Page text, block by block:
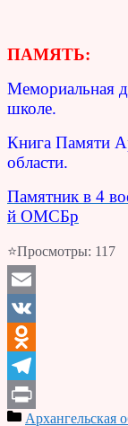
ПАМЯТЬ:
Мемориальная
школе.
Книга Памяти
области.
Памятник в 4
й ОМСБр
⭐Просмотры: 117
Email
VK
Odnoklassniki
Telegram
PrintАрхангельская